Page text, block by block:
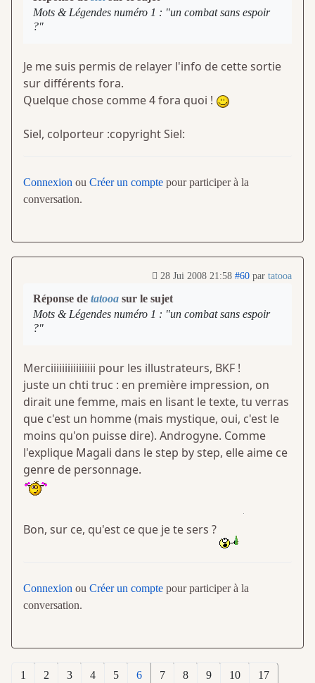
Mots & Légendes numéro 1 : "un combat sans espoir
?"
Je me suis permis de relayer l'info de cette sortie
sur différents fora.
Quelque chose comme 4 fora quoi !
Siel, colporteur :copyright Siel:
Connexion ou Créer un compte pour participer à la
conversation.
28 Jui 2008 21:58 #60 par tatooa
Réponse de tatooa sur le sujet
Mots & Légendes numéro 1 : "un combat sans espoir
?"
Merciiiiiiiiiiiiiiii pour les illustrateurs, BKF !
juste un chti truc : en première impression, on
dirait une femme, mais en lisant le texte, tu verras
que c'est un homme (mais mystique, oui, c'est le
moins qu'on puisse dire). Androgyne. Comme
l'explique Magali dans le step by step, elle aime ce
genre de personnage.
Bon, sur ce, qu'est ce que je te sers ?
Connexion ou Créer un compte pour participer à la
conversation.
1 2 3 4 5 6 7 8 9 10 17